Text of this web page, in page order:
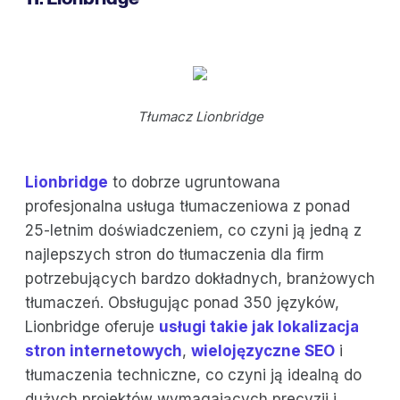
Tłumacz Lionbridge
Lionbridge to dobrze ugruntowana
profesjonalna usługa tłumaczeniowa z ponad
25-letnim doświadczeniem, co czyni ją jedną z
najlepszych stron do tłumaczenia dla firm
potrzebujących bardzo dokładnych, branżowych
tłumaczeń. Obsługując ponad 350 języków,
Lionbridge oferuje usługi takie jak lokalizacja
stron internetowych, wielojęzyczne SEO i
tłumaczenia techniczne, co czyni ją idealną do